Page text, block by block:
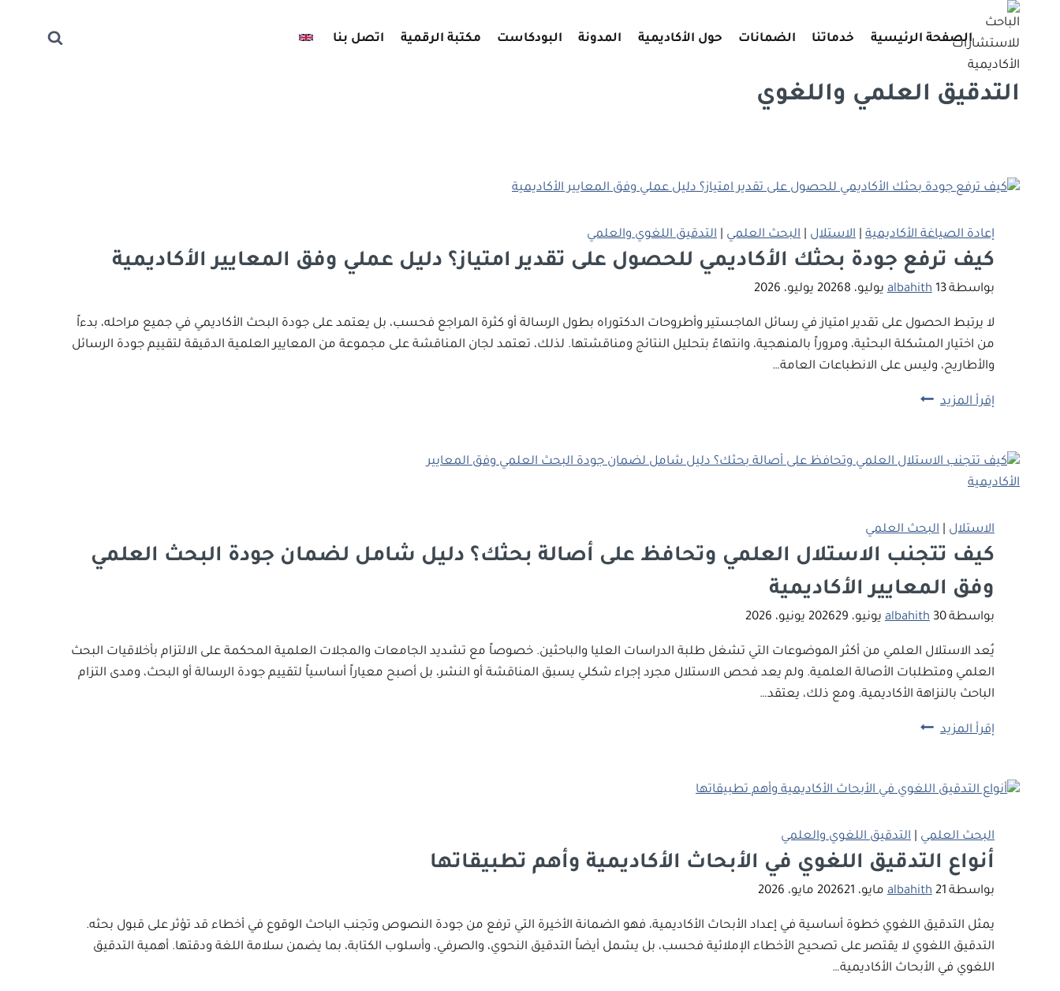
الصفحة الرئيسية خدماتنا الضمانات حول الأكاديمية المدونة البودكاست مكتبة الرقمية اتصل بنا
التدقيق العلمي واللغوي
إعادة الصياغة الأكاديمية الاستلال البحث العلمي التدقيق اللغوي والعلمي
كيف ترفع جودة بحثك الأكاديمي للحصول على تقدير امتياز؟ دليل عملي وفق المعايير الأكاديمية
بواسطة albahith 13 يوليو، 2026 8 يوليو، 2026
لا يرتبط الحصول على تقدير امتياز في رسائل الماجستير وأطروحات الدكتوراه بطول الرسالة أو كثرة المراجع فحسب، بل يعتمد على جودة البحث الأكاديمي في جميع مراحله، بدءاً
من اختيار المشكلة البحثية، ومروراً بالمنهجية، وانتهاءً بتحليل النتائج ومناقشتها. لذلك، تعتمد لجان المناقشة على مجموعة من المعايير العلمية الدقيقة لتقييم جودة الرسائل
والأطاريح، وليس على الانطباعات العامة…
إقرأ المزيدكيف
بحثك
على
تقدير
دليل
عملي
المعايير
الأكاديمية
الاستلال البحث العلمي
كيف تتجنب الاستلال العلمي وتحافظ على أصالة بحثك؟ دليل شامل لضمان جودة البحث العلمي
وفق المعايير الأكاديمية
بواسطة albahith 30 يونيو، 2026 29 يونيو، 2026
يُعد الاستلال العلمي من أكثر الموضوعات التي تشغل طلبة الدراسات العليا والباحثين. خصوصاً مع تشديد الجامعات والمجلات العلمية المحكمة على الالتزام بأخلاقيات البحث
العلمي ومتطلبات الأصالة العلمية. ولم يعد فحص الاستلال مجرد إجراء شكلي يسبق المناقشة أو النشر، بل أصبح معياراً أساسياً لتقييم جودة الرسالة أو البحث، ومدى التزام
الباحث بالنزاهة الأكاديمية. ومع ذلك، يعتقد…
إقرأ المزيدكيف
العلمي
على
أصالة
دليل
شامل
لضمان
جودة
البحث العلمي التدقيق اللغوي والعلمي
أنواع التدقيق اللغوي في الأبحاث الأكاديمية وأهم تطبيقاتها
بواسطة albahith 21 مايو، 2026 21 مايو، 2026
يمثل التدقيق اللغوي خطوة أساسية في إعداد الأبحاث الأكاديمية، فهو الضمانة الأخيرة التي ترفع من جودة النصوص وتجنب الباحث الوقوع في أخطاء قد تؤثر على قبول بحثه.
التدقيق اللغوي لا يقتصر على تصحيح الأخطاء الإملائية فحسب، بل يشمل أيضاً التدقيق النحوي، والصرفي، وأسلوب الكتابة، بما يضمن سلامة اللغة ودقتها. أهمية التدقيق
اللغوي في الأبحاث الأكاديمية…